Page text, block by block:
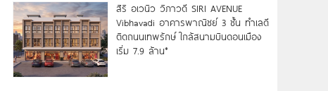
สิริ อเวนิว วิภาวดี SIRI AVENUE
Vibhavadi อาคารพาณิชย์ 3 ชั้น ทำเลดี
ติดถนนเทพรักษ์ ใกล้สนามบินดอนเมือง
เริ่ม 7.9 ล้าน*